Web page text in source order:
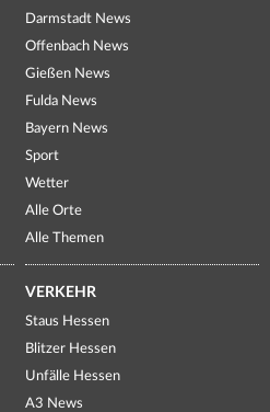
Darmstadt News
Offenbach News
Gießen News
Fulda News
Bayern News
Sport
Wetter
Alle Orte
Alle Themen
VERKEHR
Staus Hessen
Blitzer Hessen
Unfälle Hessen
A3 News